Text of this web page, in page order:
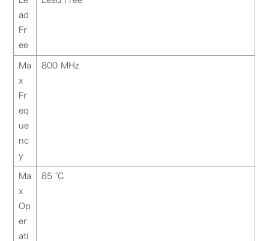
ad
Fr
ee
Ma
x
Fr
eq
ue
nc
y
800 MHz
Ma
x
Op
er
ati
85 °C